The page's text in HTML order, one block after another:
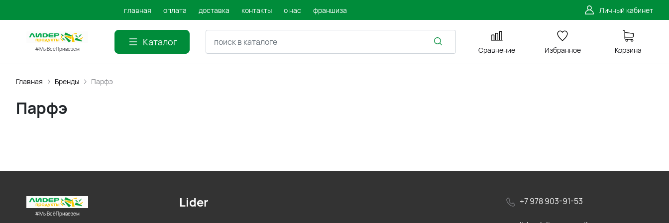
главная оплата доставка контакты о нас франшиза Личный кабинет
#МыВсёПривезем
Каталог
Сравнение Избранное Корзина
Главная Бренды Парфэ
Парфэ
#МыВсёПривезем
+7 978 903-91-53
Lider